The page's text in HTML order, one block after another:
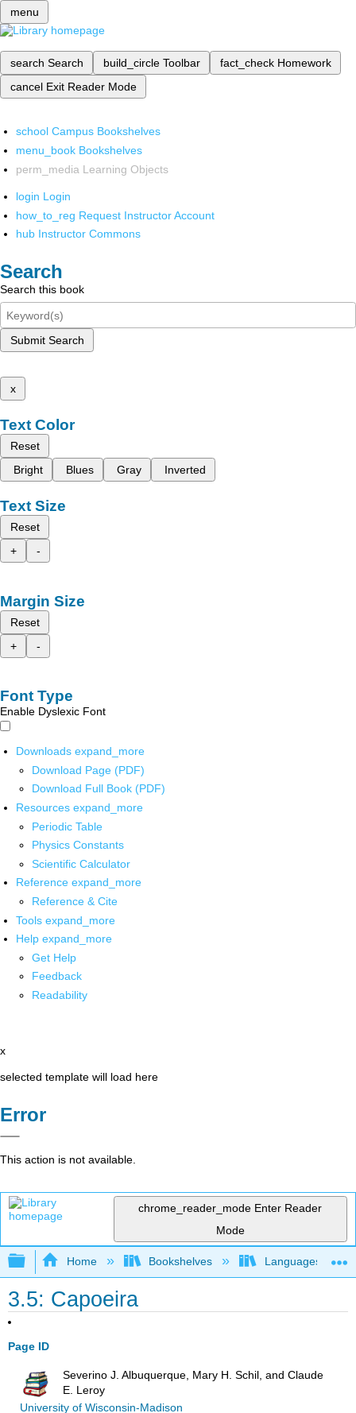
menu
search Search build_circle Toolbar fact_check Homework
cancel Exit Reader Mode
school Campus Bookshelves
menu_book Bookshelves
perm_media Learning Objects
login Login
how_to_reg Request Instructor Account
hub Instructor Commons
Search
Search this book
Submit Search
x
Text Color
Reset
Bright
Blues Gray Inverted
Text Size
Reset
+
-
Margin Size
Reset
+
-
Font Type
Enable Dyslexic Font
Downloads expand_more
Download Page (PDF)
Download Full Book (PDF)
Resources expand_more
Periodic Table
Physics Constants
Scientific Calculator
Reference expand_more
Reference & Cite
Tools expand_more
Help expand_more
Get Help
Feedback
Readability
x
selected template will load here
Error
This action is not available.
chrome_reader_mode Enter Reader
Mode
Expand/collapse global hierarchy
Home Bookshelves Languages
3.5: Capoeira
Page ID
Severino J. Albuquerque, Mary H. Schil, and Claude
E. Leroy
University of Wisconsin-Madison